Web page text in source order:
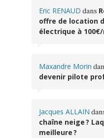
Eric RENAUD dans
offre de location
électrique à
Maxandre Morin
devenir pilote
Jacques ALLAIN
chaîne neige ?
meilleure ?